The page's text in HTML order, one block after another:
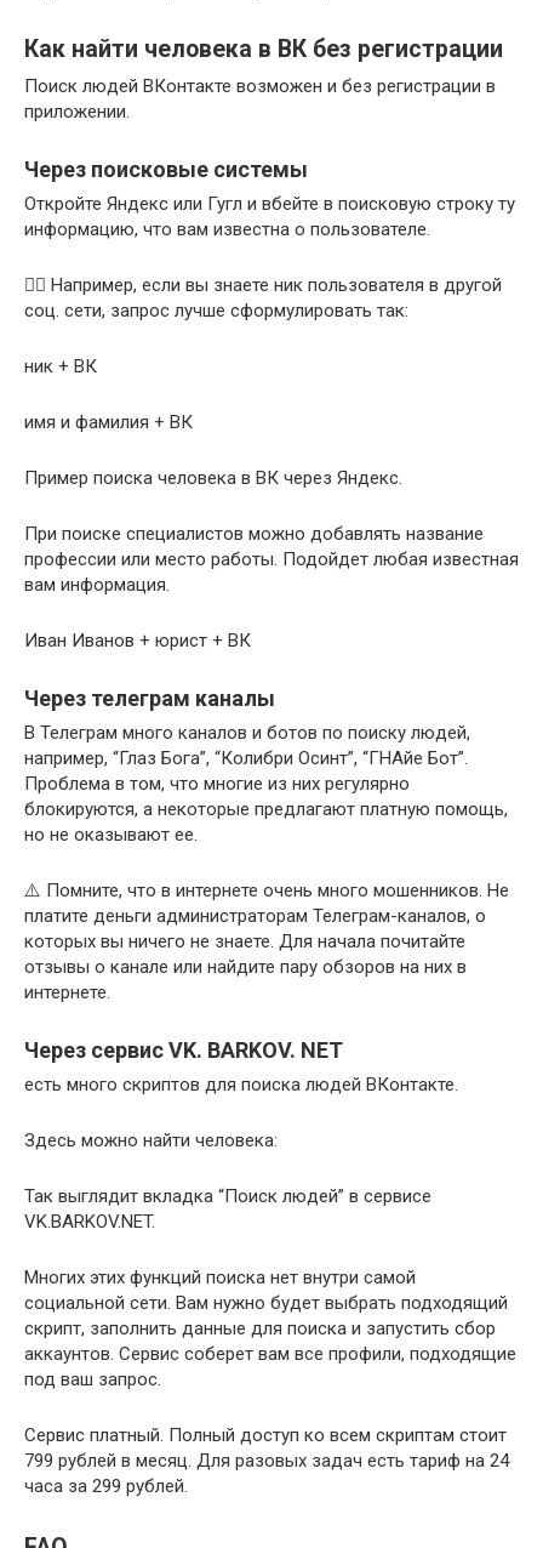
Как найти человека в ВК без регистрации
Поиск людей ВКонтакте возможен и без регистрации в
приложении.
Через поисковые системы
Откройте Яндекс или Гугл и вбейте в поисковую строку ту
информацию, что вам известна о пользователе.
💁‍♀️ Например, если вы знаете ник пользователя в другой
соц. сети, запрос лучше сформулировать так:
ник + ВК
имя и фамилия + ВК
Пример поиска человека в ВК через Яндекс.
При поиске специалистов можно добавлять название
профессии или место работы. Подойдет любая известная
вам информация.
Иван Иванов + юрист + ВК
Через телеграм каналы
В Телеграм много каналов и ботов по поиску людей,
например, “Глаз Бога”, “Колибри Осинт”, “ГНАйе Бот”.
Проблема в том, что многие из них регулярно
блокируются, а некоторые предлагают платную помощь,
но не оказывают ее.
⚠️ Помните, что в интернете очень много мошенников. Не
платите деньги администраторам Телеграм-каналов, о
которых вы ничего не знаете. Для начала почитайте
отзывы о канале или найдите пару обзоров на них в
интернете.
Через сервис VK. BARKOV. NET
есть много скриптов для поиска людей ВКонтакте.
Здесь можно найти человека:
Так выглядит вкладка “Поиск людей” в сервисе
VK.BARKOV.NET.
Многих этих функций поиска нет внутри самой
социальной сети. Вам нужно будет выбрать подходящий
скрипт, заполнить данные для поиска и запустить сбор
аккаунтов. Сервис соберет вам все профили, подходящие
под ваш запрос.
Сервис платный. Полный доступ ко всем скриптам стоит
799 рублей в месяц. Для разовых задач есть тариф на 24
часа за 299 рублей.